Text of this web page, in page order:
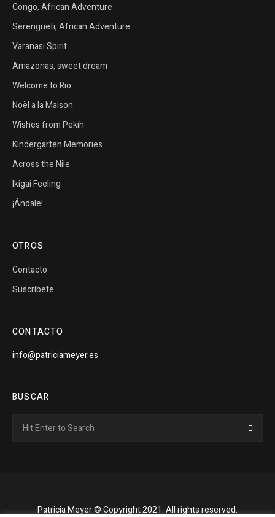
Congo, African Adventure
Serengueti, African Adventure
Varanasi Spirit
Amazonas, sweet dream
Welcome to Rio
Noël a la Maison
Wishes from Pekín
Kindergarten Memories
Across the Nile
Ikigai Feeling
¡Ándale!
OTROS
Contacto
Suscríbete
CONTACTO
info@patriciameyer.es
BUSCAR
for:
Patricia Meyer © Copyright 2021. All rights reserved.